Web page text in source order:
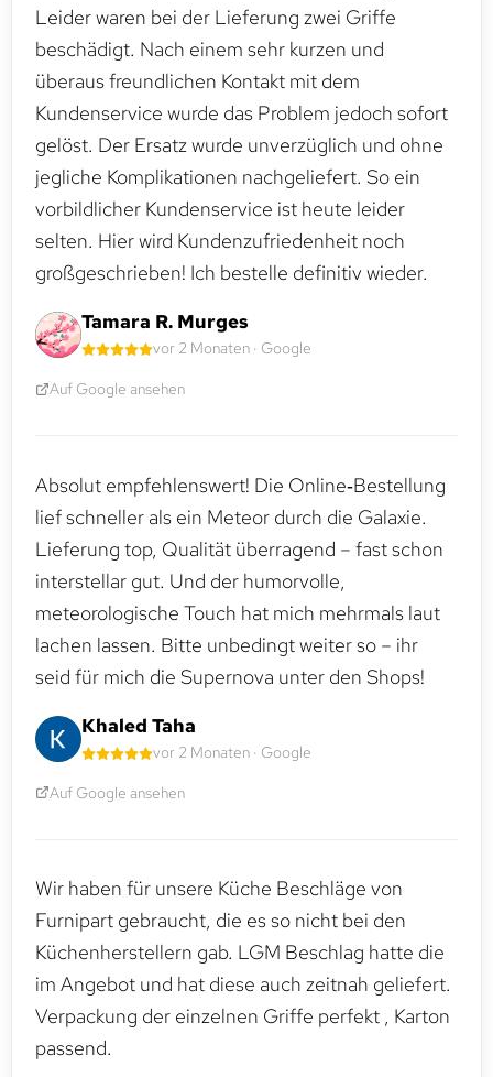
Leider waren bei der Lieferung zwei Griffe
beschädigt. Nach einem sehr kurzen und
überaus freundlichen Kontakt mit dem
Kundenservice wurde das Problem jedoch sofort
gelöst. Der Ersatz wurde unverzüglich und ohne
jegliche Komplikationen nachgeliefert. So ein
vorbildlicher Kundenservice ist heute leider
selten. Hier wird Kundenzufriedenheit noch
großgeschrieben! Ich bestelle definitiv wieder.
Tamara R. Murges
vor 2 Monaten · Google
Auf Google ansehen
Absolut empfehlenswert! Die Online‑Bestellung
lief schneller als ein Meteor durch die Galaxie.
Lieferung top, Qualität überragend – fast schon
interstellar gut. Und der humorvolle,
meteorologische Touch hat mich mehrmals laut
lachen lassen. Bitte unbedingt weiter so – ihr
seid für mich die Supernova unter den Shops!
Khaled Taha
vor 2 Monaten · Google
Auf Google ansehen
Wir haben für unsere Küche Beschläge von
Furnipart gebraucht, die es so nicht bei den
Küchenherstellern gab. LGM Beschlag hatte die
im Angebot und hat diese auch zeitnah geliefert.
Verpackung der einzelnen Griffe perfekt , Karton
passend.